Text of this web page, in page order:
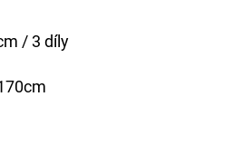
/ 3 díly